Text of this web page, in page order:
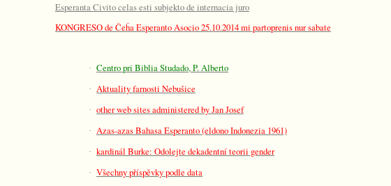
Esperanta Civito celas esti subjekto de internacia juro
KONGRESO de Ĉeĥa Esperanto Asocio 25.10.2014 mi partoprenis nur sabate
· Centro pri Biblia Studado, P. Alberto
· Aktuality farnosti Nebušice
· other web sites administered by Jan Josef
· Azas-azas Bahasa Esperanto (eldono Indonezia 1961)
· kardinál Burke: Odolejte dekadentní teorii gender
· Všechny příspěvky podle data